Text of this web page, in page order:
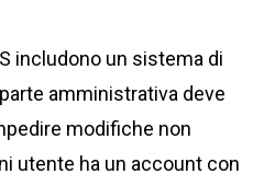
includono un sistema di
amministrativa deve
modifiche non
utente ha un account con